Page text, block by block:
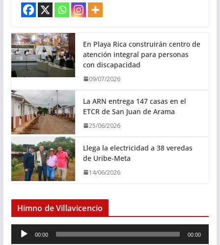
En Playa Rica construirán centro de
atención integral para personas
con discapacidad
09/07/2026
La ARN entrega 147 casas en el
ETCR de San Juan de Arama
25/06/2026
Llega la electricidad a 38 veredas
de Uribe-Meta
14/06/2026
Himno de Villavicencio
e
00:00 00:00